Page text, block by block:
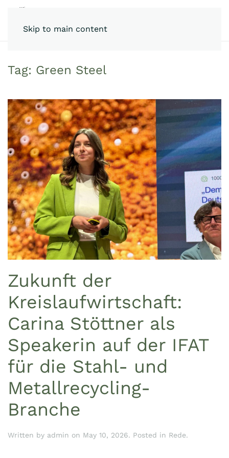
Skip to main content
Tag: Green Steel
Zukunft der
Kreislaufwirtschaft:
Carina Stöttner als
Speakerin auf der IFAT
für die Stahl- und
Metallrecycling-
Branche
Written by admin on May 10, 2026. Posted in Rede.